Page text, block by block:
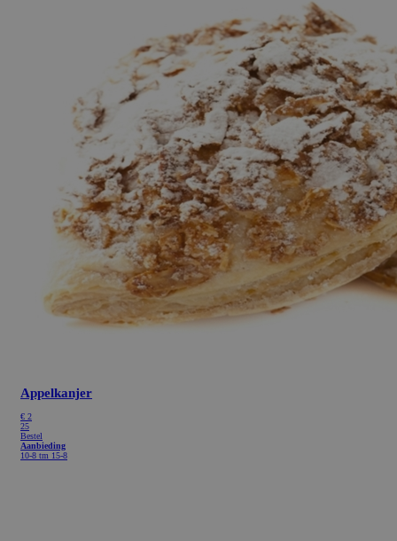
Appelkanjer
€ 2
25
Bestel
Aanbieding
10-8 tm 15-8